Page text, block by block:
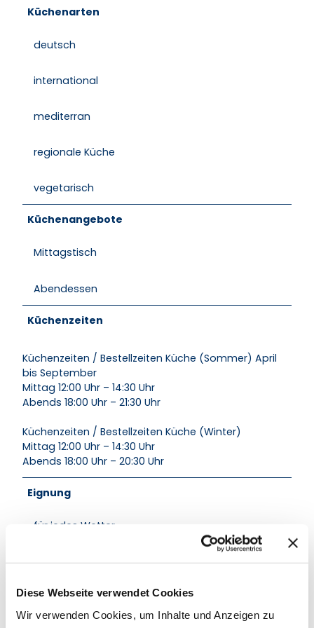
Diese Webseite verwendet Cookies
Wir verwenden Cookies, um Inhalte und Anzeigen zu
Küchenarten
deutsch
international
mediterran
regionale Küche
vegetarisch
Küchenangebote
Mittagstisch
Abendessen
Küchenzeiten
Küchenzeiten / Bestellzeiten Küche (Sommer) April
bis September
Mittag 12:00 Uhr – 14:30 Uhr
Abends 18:00 Uhr – 21:30 Uhr
Küchenzeiten / Bestellzeiten Küche (Winter)
Mittag 12:00 Uhr – 14:30 Uhr
Abends 18:00 Uhr – 20:30 Uhr
Eignung
für jedes Wetter
für Gruppen
für Familien